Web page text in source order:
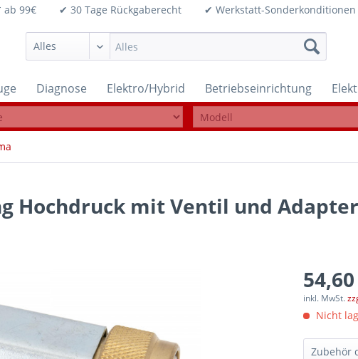
ab 99€ ✔ 30 Tage Rückgaberecht ✔ Werkstatt-
Diagnose Elektro/Hybrid Betriebseinrichtung
Hochdruck mit Ventil und
inkl. MwSt.
Nicht
Zubehör